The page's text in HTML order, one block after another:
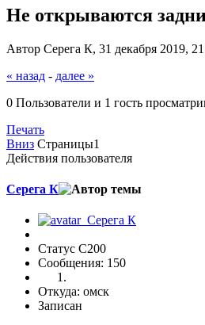
Не открываются
Автор Серега К, 31 декабря 2019,
« назад - далее »
0 Пользователи и 1 гость
Печать
Вниз Страницы1
Действия пользователя
Серега К
Статус C200
Сообщения: 150
Откуда: омск
Записан